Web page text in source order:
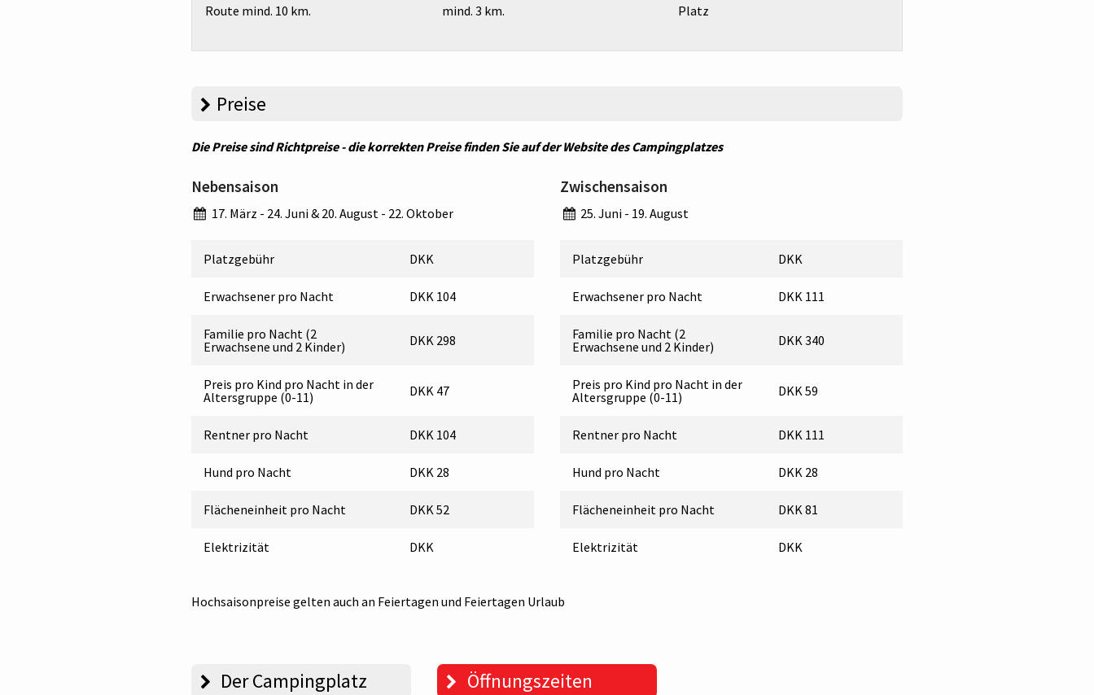
Route mind. 10 km.
mind. 3 km.
Platz
Preise
Die Preise sind Richtpreise - die korrekten Preise finden Sie auf der Website des Campingplatzes
Nebensaison
17. März - 24. Juni & 20. August - 22. Oktober
Platzgebühr DKK
Erwachsener pro Nacht DKK 104
Familie pro Nacht (2
Erwachsene und 2 Kinder)
DKK 298
Preis pro Kind pro Nacht in der
Altersgruppe (0-11)
DKK 47
Rentner pro Nacht DKK 104
Hund pro Nacht DKK 28
Flächeneinheit pro Nacht DKK 52
Elektrizität DKK
Zwischensaison
25. Juni - 19. August
Platzgebühr DKK
Erwachsener pro Nacht DKK 111
Familie pro Nacht (2
Erwachsene und 2 Kinder)
DKK 340
Preis pro Kind pro Nacht in der
Altersgruppe (0-11)
DKK 59
Rentner pro Nacht DKK 111
Hund pro Nacht DKK 28
Flächeneinheit pro Nacht DKK 81
Elektrizität DKK
Hochsaisonpreise gelten auch an Feiertagen und Feiertagen Urlaub
Der Campingplatz Öffnungszeiten